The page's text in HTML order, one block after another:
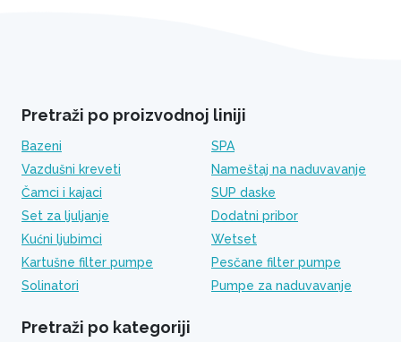
Pretraži po proizvodnoj liniji
Bazeni
SPA
Vazdušni kreveti
Nameštaj na naduvavanje
Čamci i kajaci
SUP daske
Set za ljuljanje
Dodatni pribor
Kućni ljubimci
Wetset
Kartušne filter pumpe
Pesčane filter pumpe
Solinatori
Pumpe za naduvavanje
Pretraži po kategoriji